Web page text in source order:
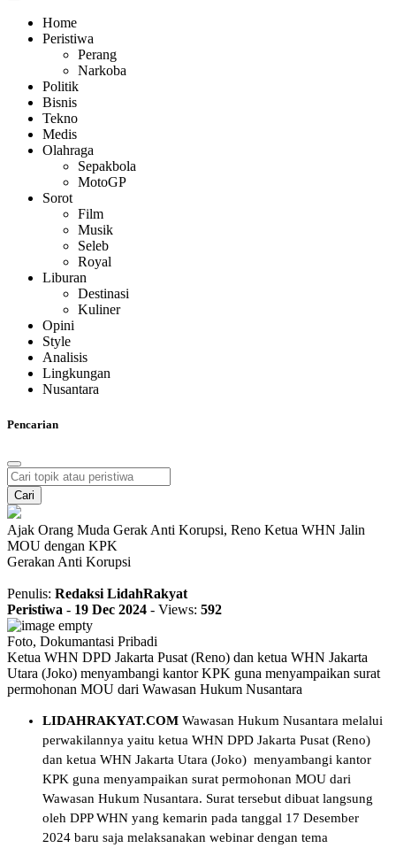
Home
Peristiwa
Perang
Narkoba
Politik
Bisnis
Tekno
Medis
Olahraga
Sepakbola
MotoGP
Sorot
Film
Musik
Seleb
Royal
Liburan
Destinasi
Kuliner
Opini
Style
Analisis
Lingkungan
Nusantara
Pencarian
Cari
Ajak Orang Muda Gerak Anti Korupsi, Reno Ketua WHN Jalin
MOU dengan KPK
Gerakan Anti Korupsi
Penulis: Redaksi LidahRakyat
Peristiwa - 19 Dec 2024 - Views: 592
Foto, Dokumantasi Pribadi
Ketua WHN DPD Jakarta Pusat (Reno) dan ketua WHN Jakarta
Utara (Joko) menyambangi kantor KPK guna menyampaikan surat
permohonan MOU dari Wawasan Hukum Nusantara
LIDAHRAKYAT.COM Wawasan Hukum Nusantara melalui
perwakilannya yaitu ketua WHN DPD Jakarta Pusat (Reno)
dan ketua WHN Jakarta Utara (Joko) menyambangi kantor
KPK guna menyampaikan surat permohonan MOU dari
Wawasan Hukum Nusantara. Surat tersebut dibuat langsung
oleh DPP WHN yang kemarin pada tanggal 17 Desember
2024 baru saja melaksanakan webinar dengan tema